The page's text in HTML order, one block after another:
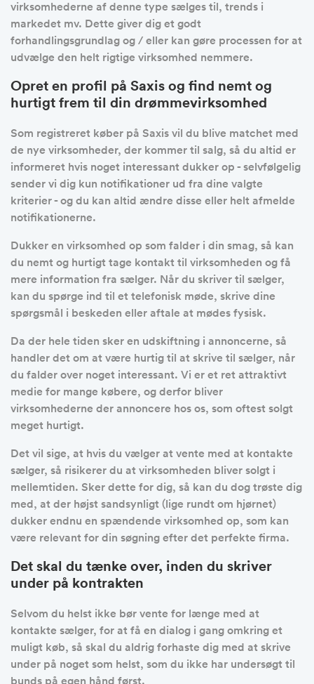
virksomhederne af denne type sælges til, trends i
markedet mv. Dette giver dig et godt
forhandlingsgrundlag og / eller kan gøre processen for at
udvælge den helt rigtige virksomhed nemmere.
Opret en profil på Saxis og find nemt og
hurtigt frem til din drømmevirksomhed
Som registreret køber på Saxis vil du blive matchet med
de nye virksomheder, der kommer til salg, så du altid er
informeret hvis noget interessant dukker op - selvfølgelig
sender vi dig kun notifikationer ud fra dine valgte
kriterier - og du kan altid ændre disse eller helt afmelde
notifikationerne.
Dukker en virksomhed op som falder i din smag, så kan
du nemt og hurtigt tage kontakt til virksomheden og få
mere information fra sælger. Når du skriver til sælger,
kan du spørge ind til et telefonisk møde, skrive dine
spørgsmål i beskeden eller aftale at mødes fysisk.
Da der hele tiden sker en udskiftning i annoncerne, så
handler det om at være hurtig til at skrive til sælger, når
du falder over noget interessant. Vi er et ret attraktivt
medie for mange købere, og derfor bliver
virksomhederne der annoncere hos os, som oftest solgt
meget hurtigt.
Det vil sige, at hvis du vælger at vente med at kontakte
sælger, så risikerer du at virksomheden bliver solgt i
mellemtiden. Sker dette for dig, så kan du dog trøste dig
med, at der højst sandsynligt (lige rundt om hjørnet)
dukker endnu en spændende virksomhed op, som kan
være relevant for din søgning efter det perfekte firma.
Det skal du tænke over, inden du skriver
under på kontrakten
Selvom du helst ikke bør vente for længe med at
kontakte sælger, for at få en dialog i gang omkring et
muligt køb, så skal du aldrig forhaste dig med at skrive
under på noget som helst, som du ikke har undersøgt til
bunds på egen hånd først.